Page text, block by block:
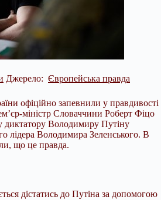
Джерело: Європейська правда
офіційно запевнили у правдивості
міністр Словаччини Роберт Фіцо
диктатору Володимиру Путіну
лідера Володимира Зеленського. В
що це правда.
дістатись до Путіна за допомогою